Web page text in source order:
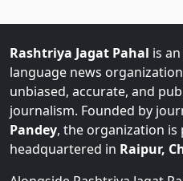
Rashtriya Jagat Pahal is
language news
unbiased, accurate, and
journalism. Founded by
Pandey, the organization is
headquartered in Raipur,